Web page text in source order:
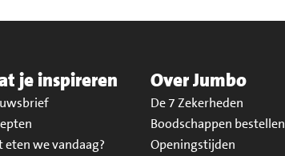
je inspireren
eten we vandaag?
Over Jumbo
De 7 Zekerheden
Boodschappen bestellen
Openingstijden